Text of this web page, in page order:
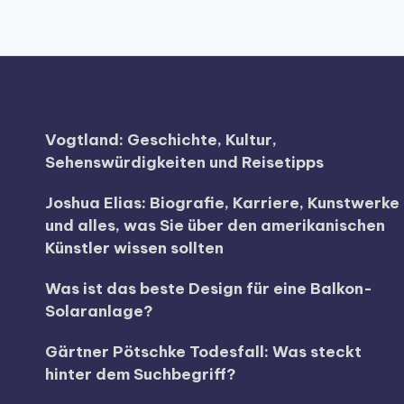
Vogtland: Geschichte, Kultur,
Sehenswürdigkeiten und Reisetipps
Joshua Elias: Biografie, Karriere, Kunstwerke
und alles, was Sie über den amerikanischen
Künstler wissen sollten
Was ist das beste Design für eine Balkon-
Solaranlage?
Gärtner Pötschke Todesfall: Was steckt
hinter dem Suchbegriff?